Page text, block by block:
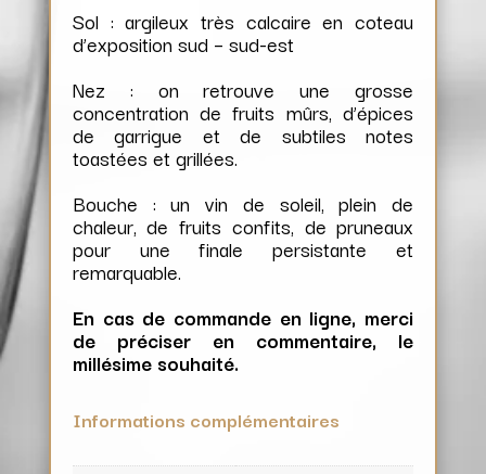
Sol : argileux très calcaire en coteau
d’exposition sud – sud-est
Nez : on retrouve une grosse
concentration de fruits mûrs, d’épices
de garrigue et de subtiles notes
toastées et grillées.
Bouche : un vin de soleil, plein de
chaleur, de fruits confits, de pruneaux
pour une finale persistante et
remarquable.
En cas de commande en ligne, merci
de préciser en commentaire, le
millésime souhaité.
Informations complémentaires